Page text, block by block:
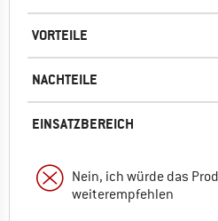
VORTEILE
NACHTEILE
EINSATZBEREICH
Nein, ich würde das
weiterempfehlen